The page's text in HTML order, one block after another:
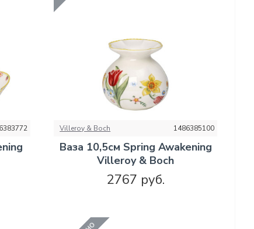
Villeroy & Boch 1486385100
Ваза 10,5см Spring Awakening
Villeroy & Boch
2767 руб.